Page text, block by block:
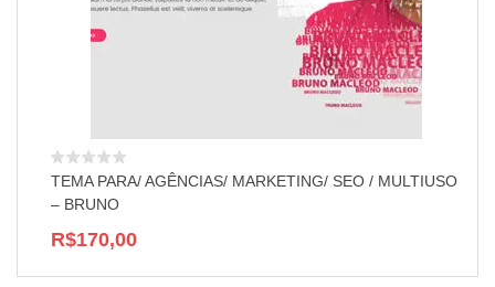
TEMA PARA/ AGÊNCIAS/ MARKETING/ SEO / MULTIUSO
– BRUNO
R$170,00